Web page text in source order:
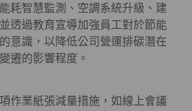
耗智慧監測、空調系統升級、建
透過教育宣導加強員工對於節能
意識，以降低公司營運排碳潛在
遷的影響程度。
作業紙張減量措施，如線上會議